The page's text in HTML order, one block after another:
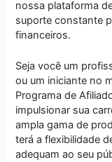
nossa plataforma
suporte constante
financeiros.
Seja você um
ou um iniciante no
Programa de
impulsionar sua
ampla gama de
terá a flexibilidade
adequam ao seu